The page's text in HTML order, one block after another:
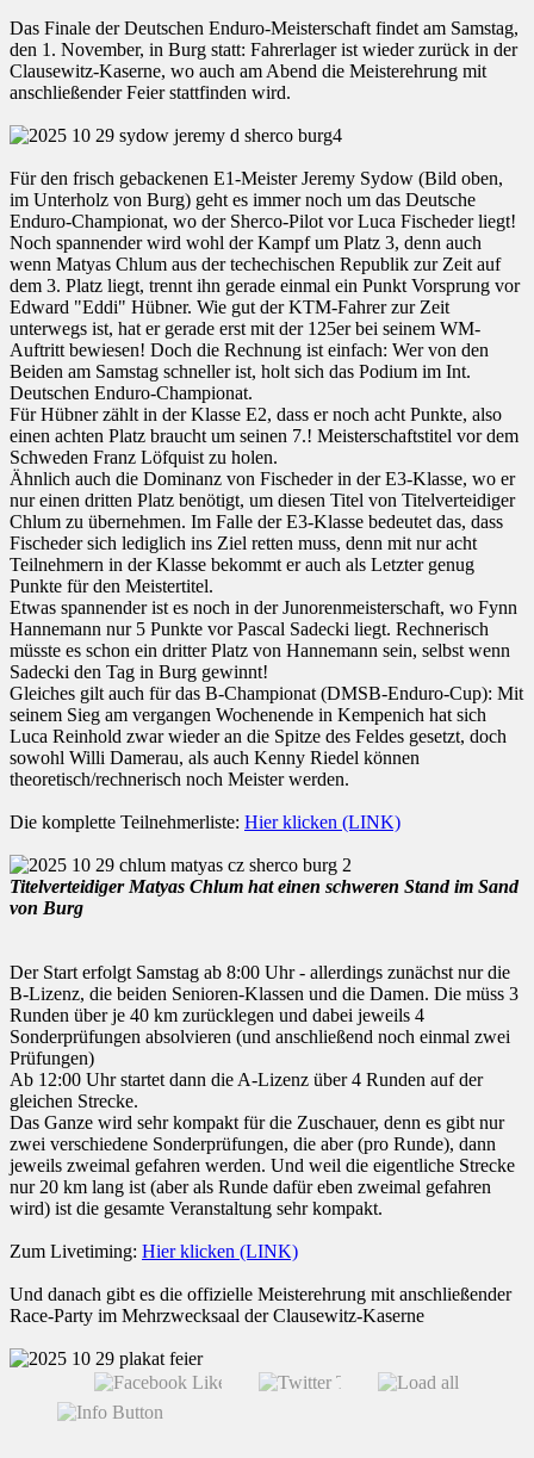
Das Finale der Deutschen Enduro-Meisterschaft findet am Samstag,
den 1. November, in Burg statt: Fahrerlager ist wieder zurück in der
Clausewitz-Kaserne, wo auch am Abend die Meisterehrung mit
anschließender Feier stattfinden wird.
Für den frisch gebackenen E1-Meister Jeremy Sydow (Bild oben,
im Unterholz von Burg) geht es immer noch um das Deutsche
Enduro-Championat, wo der Sherco-Pilot vor Luca Fischeder liegt!
Noch spannender wird wohl der Kampf um Platz 3, denn auch
wenn Matyas Chlum aus der techechischen Republik zur Zeit auf
dem 3. Platz liegt, trennt ihn gerade einmal ein Punkt Vorsprung vor
Edward "Eddi" Hübner. Wie gut der KTM-Fahrer zur Zeit
unterwegs ist, hat er gerade erst mit der 125er bei seinem WM-
Auftritt bewiesen! Doch die Rechnung ist einfach: Wer von den
Beiden am Samstag schneller ist, holt sich das Podium im Int.
Deutschen Enduro-Championat.
Für Hübner zählt in der Klasse E2, dass er noch acht Punkte, also
einen achten Platz braucht um seinen 7.! Meisterschaftstitel vor dem
Schweden Franz Löfquist zu holen.
Ähnlich auch die Dominanz von Fischeder in der E3-Klasse, wo er
nur einen dritten Platz benötigt, um diesen Titel von Titelverteidiger
Chlum zu übernehmen. Im Falle der E3-Klasse bedeutet das, dass
Fischeder sich lediglich ins Ziel retten muss, denn mit nur acht
Teilnehmern in der Klasse bekommt er auch als Letzter genug
Punkte für den Meistertitel.
Etwas spannender ist es noch in der Junorenmeisterschaft, wo Fynn
Hannemann nur 5 Punkte vor Pascal Sadecki liegt. Rechnerisch
müsste es schon ein dritter Platz von Hannemann sein, selbst wenn
Sadecki den Tag in Burg gewinnt!
Gleiches gilt auch für das B-Championat (DMSB-Enduro-Cup): Mit
seinem Sieg am vergangen Wochenende in Kempenich hat sich
Luca Reinhold zwar wieder an die Spitze des Feldes gesetzt, doch
sowohl Willi Damerau, als auch Kenny Riedel können
theoretisch/rechnerisch noch Meister werden.
Die komplette Teilnehmerliste: Hier klicken (LINK)
Titelverteidiger Matyas Chlum hat einen schweren Stand im Sand
von Burg
Der Start erfolgt Samstag ab 8:00 Uhr - allerdings zunächst nur die
B-Lizenz, die beiden Senioren-Klassen und die Damen. Die müss 3
Runden über je 40 km zurücklegen und dabei jeweils 4
Sonderprüfungen absolvieren (und anschließend noch einmal zwei
Prüfungen)
Ab 12:00 Uhr startet dann die A-Lizenz über 4 Runden auf der
gleichen Strecke.
Das Ganze wird sehr kompakt für die Zuschauer, denn es gibt nur
zwei verschiedene Sonderprüfungen, die aber (pro Runde), dann
jeweils zweimal gefahren werden. Und weil die eigentliche Strecke
nur 20 km lang ist (aber als Runde dafür eben zweimal gefahren
wird) ist die gesamte Veranstaltung sehr kompakt.
Zum Livetiming: Hier klicken (LINK)
Und danach gibt es die offizielle Meisterehrung mit anschließender
Race-Party im Mehrzwecksaal der Clausewitz-Kaserne